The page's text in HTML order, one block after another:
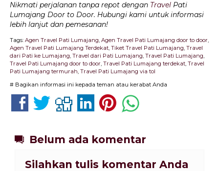
Nikmati perjalanan tanpa repot dengan Travel Pati
Lumajang Door to Door. Hubungi kami untuk informasi
lebih lanjut dan pemesanan!
Tags: Agen Travel Pati Lumajang, Agen Travel Pati Lumajang door to door,
Agen Travel Pati Lumajang Terdekat, Tiket Travel Pati Lumajang, Travel
dari Pati ke Lumajang, Travel dari Pati Lumajang, Travel Pati Lumajang,
Travel Pati Lumajang door to door, Travel Pati Lumajang terdekat, Travel
Pati Lumajang termurah, Travel Pati Lumajang via tol
# Bagikan informasi ini kepada teman atau kerabat Anda
Belum ada komentar
Silahkan tulis komentar Anda